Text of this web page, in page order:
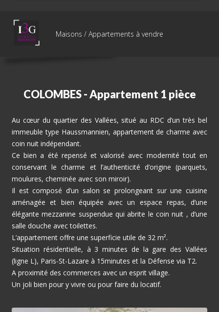
Maisons / Appartements à vendre
COLOMBES - Appartement 1 pièce
Au cœur du quartier des Vallées, situé au RDC d’un très bel
immeuble type Haussmannien, appartement de charme avec
coin nuit indépendant.
Ce bien a été repensé et valorisé avec modernité tout en
conservant le charme et l’authenticité d’origine (parquets,
moulures, cheminée avec son miroir).
Il est composé d’un salon se prolongeant sur une cuisine
aménagée et bien équipée avec un espace repas, d’une
élégante mezzanine suspendue qui abrite le coin nuit , d’une
salle douche avec toilettes.
L’appartement offre une superficie utile de 32 m².
Situation résidentielle, à 3 minutes de la gare des Vallées
(ligne L), Paris-St-Lazare à 15minutes et la Défense via T2.
A proximité des commerces avec un esprit village.
Un joli bien pour y vivre ou pour faire du locatif.